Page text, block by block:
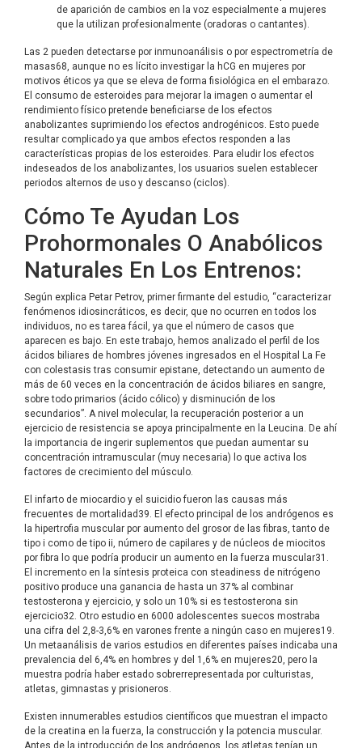
de aparición de cambios en la voz especialmente a mujeres
que la utilizan profesionalmente (oradoras o cantantes).
Las 2 pueden detectarse por inmunoanálisis o por espectrometría de
masas68, aunque no es lícito investigar la hCG en mujeres por
motivos éticos ya que se eleva de forma fisiológica en el embarazo.
El consumo de esteroides para mejorar la imagen o aumentar el
rendimiento físico pretende beneficiarse de los efectos
anabolizantes suprimiendo los efectos androgénicos. Esto puede
resultar complicado ya que ambos efectos responden a las
características propias de los esteroides. Para eludir los efectos
indeseados de los anabolizantes, los usuarios suelen establecer
periodos alternos de uso y descanso (ciclos).
Cómo Te Ayudan Los
Prohormonales O Anabólicos
Naturales En Los Entrenos:
Según explica Petar Petrov, primer firmante del estudio, “caracterizar
fenómenos idiosincráticos, es decir, que no ocurren en todos los
individuos, no es tarea fácil, ya que el número de casos que
aparecen es bajo. En este trabajo, hemos analizado el perfil de los
ácidos biliares de hombres jóvenes ingresados en el Hospital La Fe
con colestasis tras consumir epistane, detectando un aumento de
más de 60 veces en la concentración de ácidos biliares en sangre,
sobre todo primarios (ácido cólico) y disminución de los
secundarios”. A nivel molecular, la recuperación posterior a un
ejercicio de resistencia se apoya principalmente en la Leucina. De ahí
la importancia de ingerir suplementos que puedan aumentar su
concentración intramuscular (muy necesaria) lo que activa los
factores de crecimiento del músculo.
El infarto de miocardio y el suicidio fueron las causas más
frecuentes de mortalidad39. El efecto principal de los andrógenos es
la hipertrofia muscular por aumento del grosor de las fibras, tanto de
tipo i como de tipo ii, número de capilares y de núcleos de miocitos
por fibra lo que podría producir un aumento en la fuerza muscular31.
El incremento en la síntesis proteica con steadiness de nitrógeno
positivo produce una ganancia de hasta un 37% al combinar
testosterona y ejercicio, y solo un 10% si es testosterona sin
ejercicio32. Otro estudio en 6000 adolescentes suecos mostraba
una cifra del 2,8-3,6% en varones frente a ningún caso en mujeres19.
Un metaanálisis de varios estudios en diferentes países indicaba una
prevalencia del 6,4% en hombres y del 1,6% en mujeres20, pero la
muestra podría haber estado sobrerrepresentada por culturistas,
atletas, gimnastas y prisioneros.
Existen innumerables estudios científicos que muestran el impacto
de la creatina en la fuerza, la construcción y la potencia muscular.
Antes de la introducción de los andrógenos, los atletas tenían un